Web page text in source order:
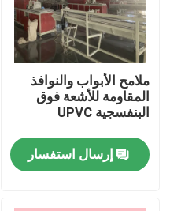
بيت
ملامح الأبواب والنوافذ
المقاومة للأشعة فوق
البنفسجية UPVC
إرسال استفسار